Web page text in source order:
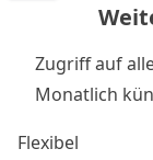
Zugriff auf
Monatlich
Flexibel